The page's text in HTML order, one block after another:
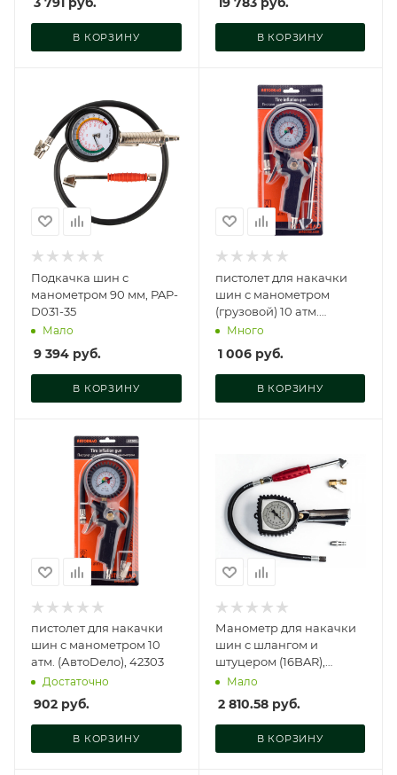
В КОРЗИНУ В КОРЗИНУ
Подкачка шин с
манометром 90 мм, PAP-
D031-35
Мало
9 394 руб.
В КОРЗИНУ
пистолет для накачки
шин с манометром
(грузовой) 10 атм.
(АвтоDело), 42304
Много
1 006руб.
В КОРЗИНУ
пистолет для накачки
шин с манометром 10
атм. (АвтоDело), 42303
Достаточно
902 руб.
В КОРЗИНУ
Манометр для накачки
шин с шлангом и
штуцером (16BAR),
AT34317
Мало
2 810.58руб.
В КОРЗИНУ